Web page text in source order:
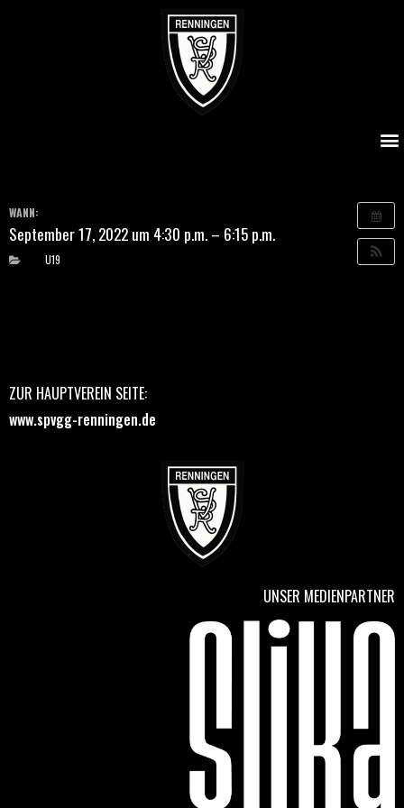
WANN:
September 17, 2022 um 4:30 p.m. – 6:15 p.m.
U19
ZUR HAUPTVEREIN SEITE:
www.spvgg-renningen.de
UNSER MEDIENPARTNER